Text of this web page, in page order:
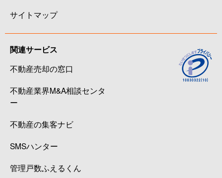
サイトマップ
関連サービス
不動産売却の窓口
不動産業界M&A相談センタ
ー
不動産の集客ナビ
SMSハンター
管理戸数ふえるくん